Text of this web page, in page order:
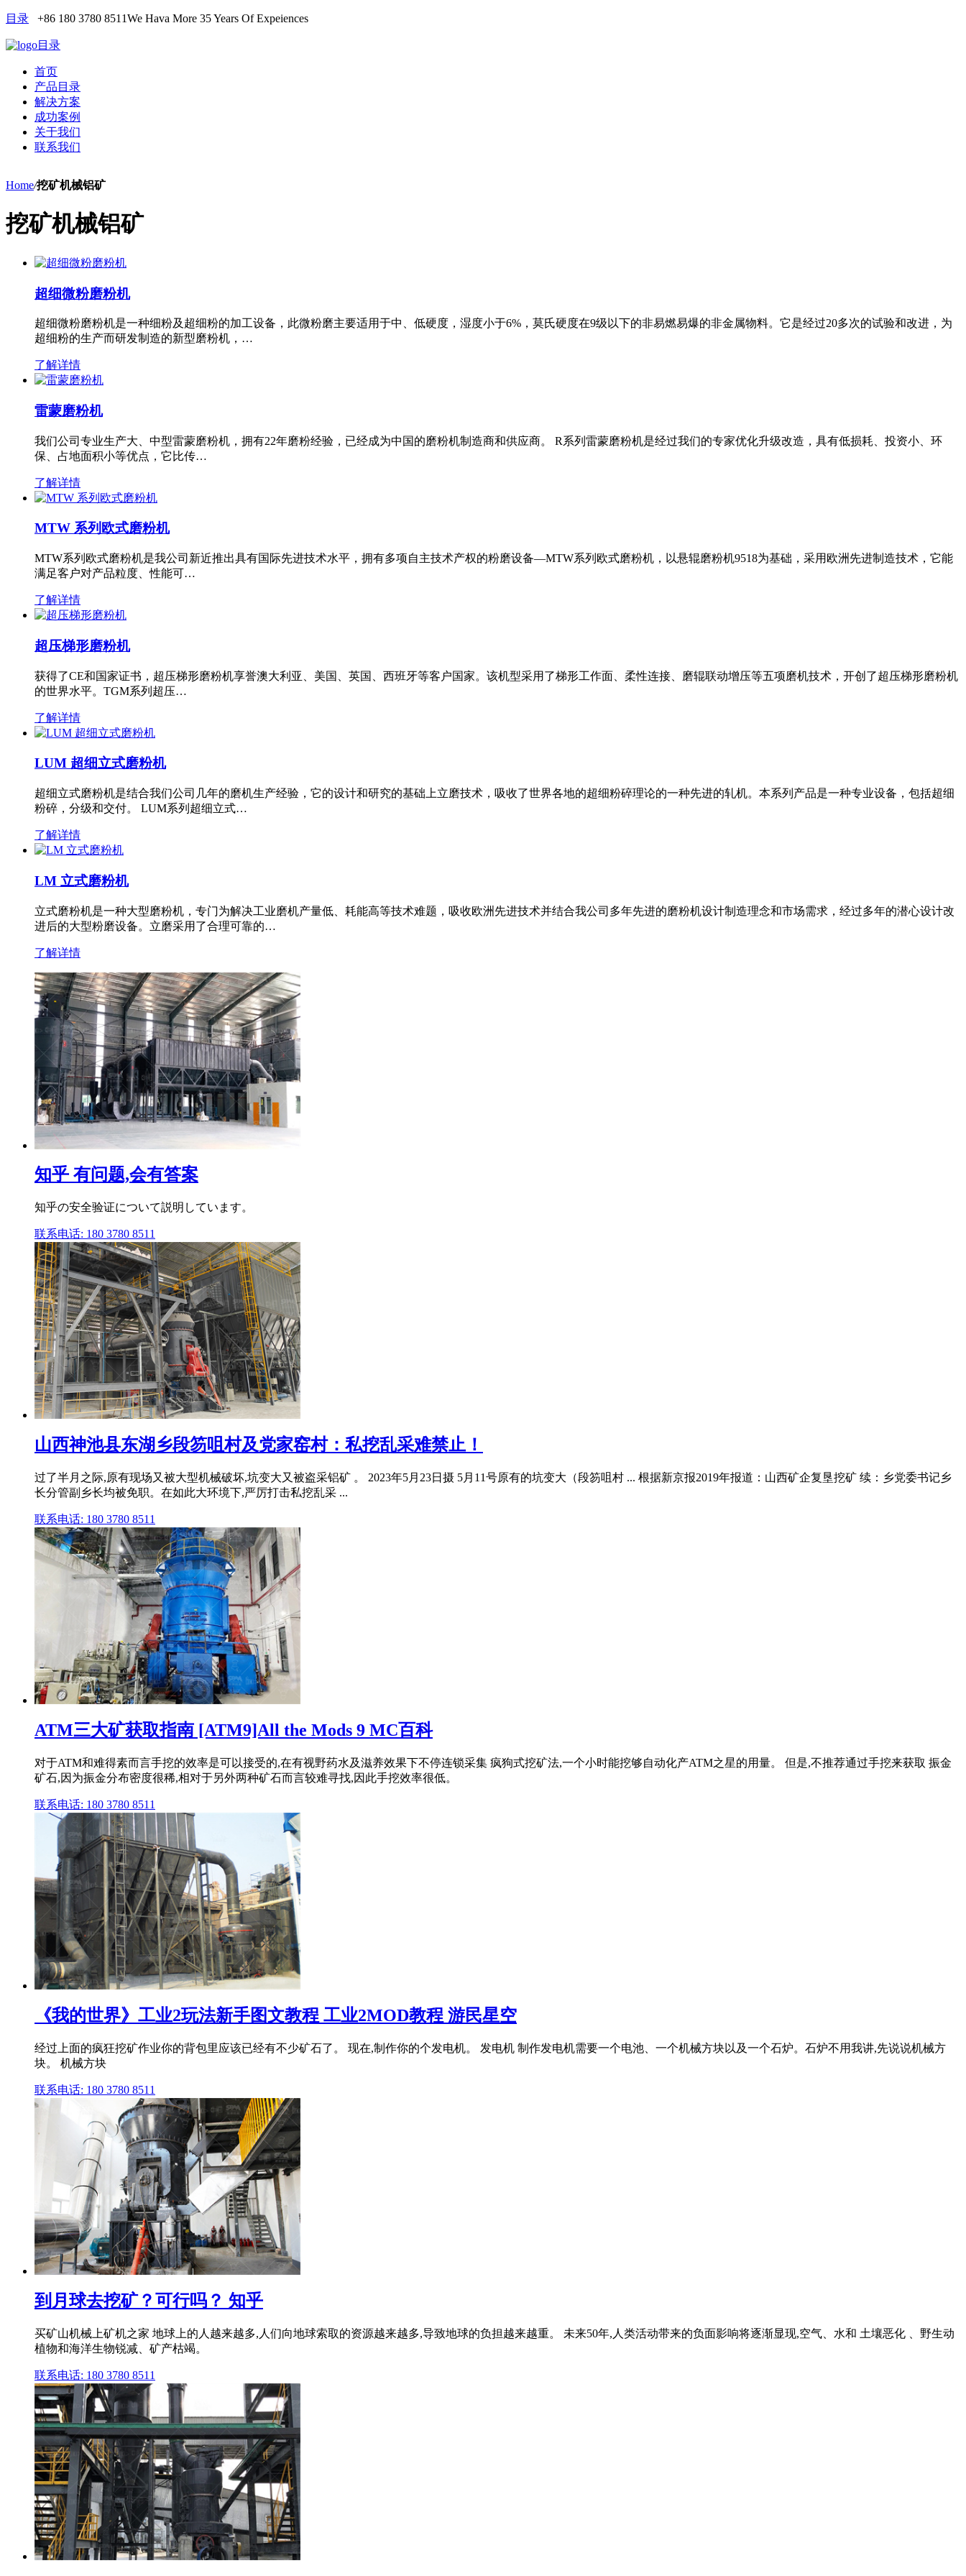
目录 +86 180 3780 8511We Hava More 35 Years Of Expeiences
目录
首页
产品目录
解决方案
成功案例
关于我们
联系我们
Home/挖矿机械铝矿
挖矿机械铝矿
超细微粉磨粉机
超细微粉磨粉机是一种细粉及超细粉的加工设备，此微粉磨主要适用于中、低硬度，湿度小于6%，莫氏硬度在9级以下的非易燃易爆的非金属物料。它是经过20多次的试验和改进，为
超细粉的生产而研发制造的新型磨粉机，…
了解详情
雷蒙磨粉机
我们公司专业生产大、中型雷蒙磨粉机，拥有22年磨粉经验，已经成为中国的磨粉机制造商和供应商。 R系列雷蒙磨粉机是经过我们的专家优化升级改造，具有低损耗、投资小、环
保、占地面积小等优点，它比传…
了解详情
MTW 系列欧式磨粉机
MTW系列欧式磨粉机是我公司新近推出具有国际先进技术水平，拥有多项自主技术产权的粉磨设备—MTW系列欧式磨粉机，以悬辊磨粉机9518为基础，采用欧洲先进制造技术，它能
满足客户对产品粒度、性能可…
了解详情
超压梯形磨粉机
获得了CE和国家证书，超压梯形磨粉机享誉澳大利亚、美国、英国、西班牙等客户国家。该机型采用了梯形工作面、柔性连接、磨辊联动增压等五项磨机技术，开创了超压梯形磨粉机
的世界水平。TGM系列超压…
了解详情
LUM 超细立式磨粉机
超细立式磨粉机是结合我们公司几年的磨机生产经验，它的设计和研究的基础上立磨技术，吸收了世界各地的超细粉碎理论的一种先进的轧机。本系列产品是一种专业设备，包括超细
粉碎，分级和交付。 LUM系列超细立式…
了解详情
LM 立式磨粉机
立式磨粉机是一种大型磨粉机，专门为解决工业磨机产量低、耗能高等技术难题，吸收欧洲先进技术并结合我公司多年先进的磨粉机设计制造理念和市场需求，经过多年的潜心设计改
进后的大型粉磨设备。立磨采用了合理可靠的…
了解详情
知乎 有问题,会有答案
知乎の安全验证について説明しています。
联系电话: 180 3780 8511
山西神池县东湖乡段笏咀村及党家窑村：私挖乱采难禁止！
过了半月之际,原有现场又被大型机械破坏,坑变大又被盗采铝矿 。 2023年5月23日摄 5月11号原有的坑变大（段笏咀村 ... 根据新京报2019年报道：山西矿企复垦挖矿 续：乡党委书记乡
长分管副乡长均被免职。在如此大环境下,严厉打击私挖乱采 ...
联系电话: 180 3780 8511
ATM三大矿获取指南 [ATM9]All the Mods 9 MC百科
对于ATM和难得素而言手挖的效率是可以接受的,在有视野药水及滋养效果下不停连锁采集 疯狗式挖矿法,一个小时能挖够自动化产ATM之星的用量。 但是,不推荐通过手挖来获取 振金
矿石,因为振金分布密度很稀,相对于另外两种矿石而言较难寻找,因此手挖效率很低。
联系电话: 180 3780 8511
《我的世界》工业2玩法新手图文教程 工业2MOD教程 游民星空
经过上面的疯狂挖矿作业你的背包里应该已经有不少矿石了。 现在,制作你的个发电机。 发电机 制作发电机需要一个电池、一个机械方块以及一个石炉。石炉不用我讲,先说说机械方
块。 机械方块
联系电话: 180 3780 8511
到月球去挖矿？可行吗？ 知乎
买矿山机械上矿机之家 地球上的人越来越多,人们向地球索取的资源越来越多,导致地球的负担越来越重。 未来50年,人类活动带来的负面影响将逐渐显现,空气、水和 土壤恶化 、野生动
植物和海洋生物锐减、矿产枯竭。
联系电话: 180 3780 8511